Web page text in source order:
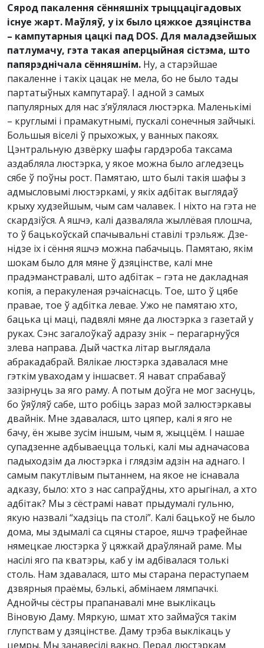
Сярод пакалення сённяшніх трыццацігадовых
існуе жарт. Маўляў, у іх было цяжкое дзяцінства
– кампутарныя цацкі пад DOS. Для маладзейшых
патлумачу, гэта такая аперцыйная сістэма, што
папярэднічала сённяшнім. Ну, а старэйшае
пакаленне і такіх цацак не мела, бо не было тады
партатыўных кампутараў. І адной з самых
папулярных для нас з’яўлялася люстэрка. Маленькімі
– круглымі і прамакутнымі, пускалі сонечныя зайчыкі.
Большыя віселі ў прыхожых, у ванных пакоях.
Цэнтральную дзвёрку шафы гардэроба таксама
аздабляла люстэрка, у якое можна было агледзець
сябе ў поўны рост. Памятаю, што былі такія шафы з
адмысловымі люстэркамі, у якіх адбітак выглядаў
крыху худзейшым, чым сам чалавек. І ніхто на гэта не
скардзіўся. А яшчэ, калі дазваляла жыллёвая плошча,
то ў бацькоўскай спачывальні ставілі трэльяж. Дзе-
нідзе іх і сёння яшчэ можна пабачыць. Памятаю, якім
шокам было для мяне ў дзяцінстве, калі мне
прадэманстравалі, што адбітак – гэта не дакладная
копія, а перакуленая рэчаіснасць. Тое, што ў цябе
правае, тое ў адбітка левае. Ужо не памятаю хто,
бацька ці маці, падвялі мяне да люстэрка з газетай у
руках. Сэнс загалоўкаў адразу знік – перагарнуўся
злева направа. Дый частка літар выглядала
абракадабрай. Вялікае люстэрка здавалася мне
гэткім уваходам у іншасвет. Я нават спрабаваў
зазірнуць за яго раму. А потым доўга не мог заснуць,
бо ўяўляў сабе, што робіць зараз мой залюстэркавы
двайнік. Мне здавалася, што цяпер, калі я яго не
бачу, ён жыве зусім іншым, чым я, жыццём. І нашае
супадзенне адбываецца толькі, калі мы адначасова
падыходзім да люстэрка і глядзім адзін на аднаго. І
самым пакутлівым пытаннем, на якое не існавала
адказу, было: хто з нас сапраўдны, хто арыгінал, а хто
адбітак? Мы з сёстрамі нават прыдумалі гульню,
якую назвалі “хадзіць па столі”. Калі бацькоў не было
дома, мы здымалі са сцяны старое, яшчэ трафейнае
нямецкае люстэрка ў цяжкай драўлянай раме. Мы
насілі яго па кватэры, каб у ім адбівалася толькі
столь. Нам здавалася, што мы старана пераступаем
дзвярныя праёмы, бэлькі, абмінаем лямпачкі.
Аднойчы сёстры прапанавалі мне выклікаць
Віновую Даму. Мяркую, шмат хто займаўся такім
глупствам у дзяцінстве. Даму трэба выклікаць у
цемры. Мы занавесілі вакно. Перад люстэркам